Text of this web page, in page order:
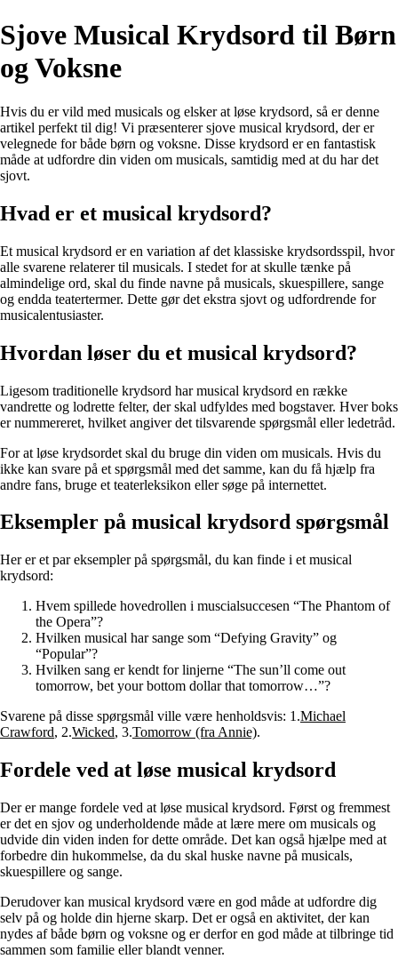
Sjove Musical Krydsord til Børn
og Voksne
Hvis du er vild med musicals og elsker at løse krydsord, så er denne
artikel perfekt til dig! Vi præsenterer sjove musical krydsord, der er
velegnede for både børn og voksne. Disse krydsord er en fantastisk
måde at udfordre din viden om musicals, samtidig med at du har det
sjovt.
Hvad er et musical krydsord?
Et musical krydsord er en variation af det klassiske krydsordsspil, hvor
alle svarene relaterer til musicals. I stedet for at skulle tænke på
almindelige ord, skal du finde navne på musicals, skuespillere, sange
og endda teatertermer. Dette gør det ekstra sjovt og udfordrende for
musicalentusiaster.
Hvordan løser du et musical krydsord?
Ligesom traditionelle krydsord har musical krydsord en række
vandrette og lodrette felter, der skal udfyldes med bogstaver. Hver boks
er nummereret, hvilket angiver det tilsvarende spørgsmål eller ledetråd.
For at løse krydsordet skal du bruge din viden om musicals. Hvis du
ikke kan svare på et spørgsmål med det samme, kan du få hjælp fra
andre fans, bruge et teaterleksikon eller søge på internettet.
Eksempler på musical krydsord spørgsmål
Her er et par eksempler på spørgsmål, du kan finde i et musical
krydsord:
Hvem spillede hovedrollen i muscialsuccesen “The Phantom of
the Opera”?
Hvilken musical har sange som “Defying Gravity” og
“Popular”?
Hvilken sang er kendt for linjerne “The sun’ll come out
tomorrow, bet your bottom dollar that tomorrow…”?
Svarene på disse spørgsmål ville være henholdsvis: 1.Michael
Crawford, 2.Wicked, 3.Tomorrow (fra Annie).
Fordele ved at løse musical krydsord
Der er mange fordele ved at løse musical krydsord. Først og fremmest
er det en sjov og underholdende måde at lære mere om musicals og
udvide din viden inden for dette område. Det kan også hjælpe med at
forbedre din hukommelse, da du skal huske navne på musicals,
skuespillere og sange.
Derudover kan musical krydsord være en god måde at udfordre dig
selv på og holde din hjerne skarp. Det er også en aktivitet, der kan
nydes af både børn og voksne og er derfor en god måde at tilbringe tid
sammen som familie eller blandt venner.